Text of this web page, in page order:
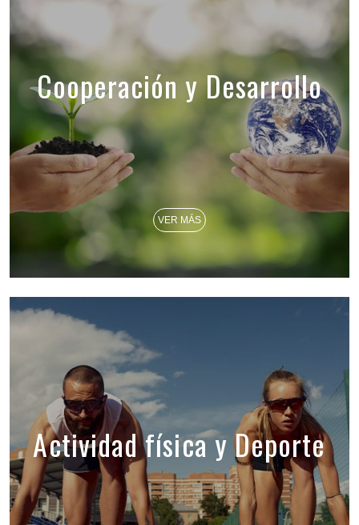
Cooperación y Desarrollo
VER MÁS
Actividad física y Deporte